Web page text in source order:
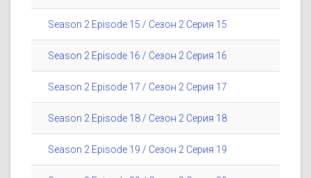
Season 2 Episode 15 / Сезон 2 Серия 15
Season 2 Episode 16 / Сезон 2 Серия 16
Season 2 Episode 17 / Сезон 2 Серия 17
Season 2 Episode 18 / Сезон 2 Серия 18
Season 2 Episode 19 / Сезон 2 Серия 19